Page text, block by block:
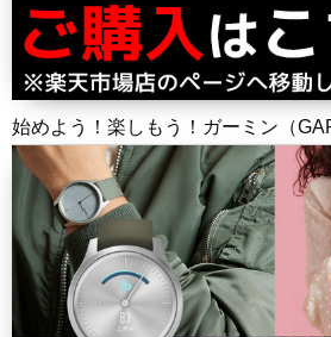
始めよう！楽しもう！ガーミン（